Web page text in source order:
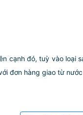
cạnh đó, tuỳ vào
đơn hàng giao từ